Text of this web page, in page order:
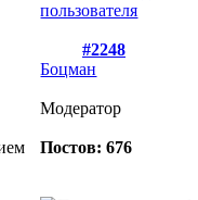
#2248
Боцман
Модератор
Постов: 676